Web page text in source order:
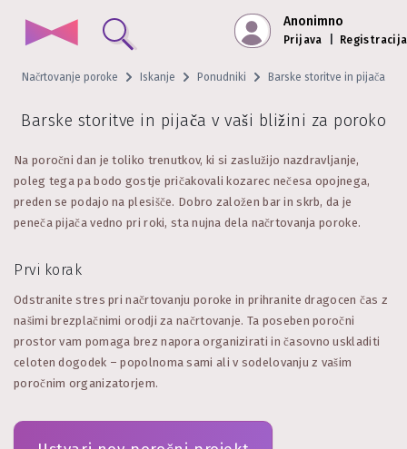
Anonimno
Prijava Registracija
Načrtovanje poroke Iskanje Ponudniki Barske storitve in pijača
Barske storitve in pijača v vaši bližini za poroko
Na poročni dan je toliko trenutkov, ki si zaslužijo nazdravljanje,
poleg tega pa bodo gostje pričakovali kozarec nečesa opojnega,
preden se podajo na plesišče. Dobro založen bar in skrb, da je
peneča pijača vedno pri roki, sta nujna dela načrtovanja poroke.
Prvi korak
Odstranite stres pri načrtovanju poroke in prihranite dragocen čas z
našimi brezplačnimi orodji za načrtovanje. Ta poseben poročni
prostor vam pomaga brez napora organizirati in časovno uskladiti
celoten dogodek – popolnoma sami ali v sodelovanju z vašim
poročnim organizatorjem.